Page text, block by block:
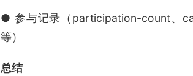
● 参与记录（participation-count、
等）
总结